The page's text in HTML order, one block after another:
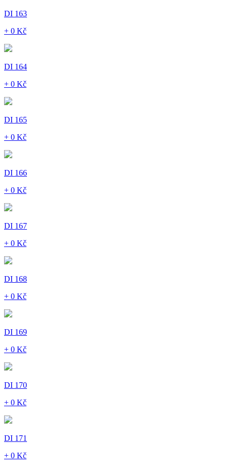
DI 163
+ 0 Kč
DI 164
+ 0 Kč
DI 165
+ 0 Kč
DI 166
+ 0 Kč
DI 167
+ 0 Kč
DI 168
+ 0 Kč
DI 169
+ 0 Kč
DI 170
+ 0 Kč
DI 171
+ 0 Kč